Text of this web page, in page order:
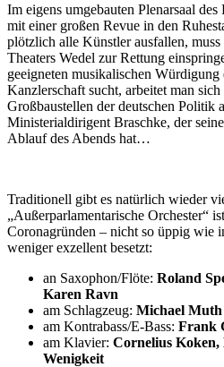
Im eigens umgebauten Plenarsaal
mit einer großen Revue in den
plötzlich alle Künstler ausfallen,
Theaters Wedel zur Rettung
geeigneten musikalischen Würdigung
Kanzlerschaft sucht, arbeitet man
Großbaustellen der deutschen Politik
Ministerialdirigent Braschke, der
Ablauf des Abends hat…
Traditionell gibt es natürlich wieder
„Außerparlamentarische Orchester“
Coronagründen – nicht so üppig wie
weniger exzellent besetzt:
an Saxophon/Flöte: Roland
Karen Ravn
am Schlagzeug: Michael Muth
am Kontrabass/E-Bass: Frank
am Klavier: Cornelius
Wenigkeit